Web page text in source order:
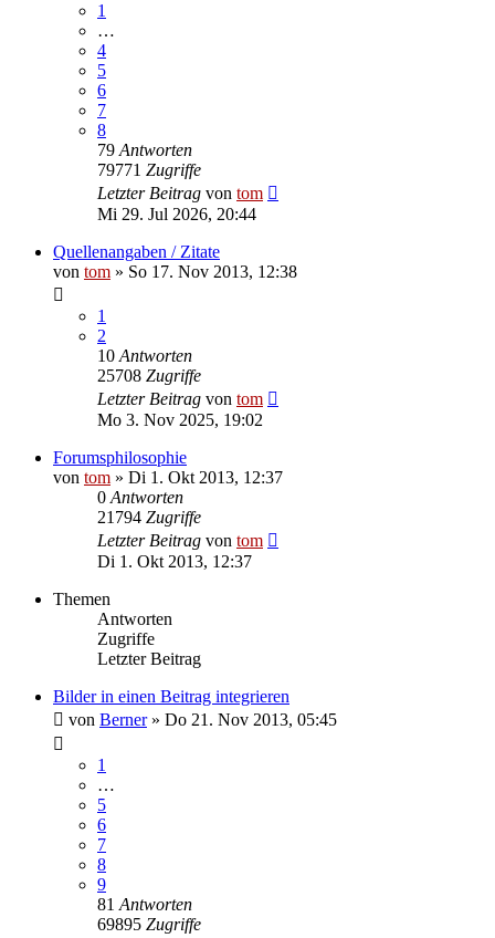
1
…
4
5
6
7
8
79Antworten
79771 Zugriffe
Letzter Beitrag von tom
Mi 29. Jul 2026, 20:44
Quellenangaben / Zitate
von tom » So 17. Nov 2013, 12:38
1
2
10Antworten
25708 Zugriffe
Letzter Beitrag von tom
Mo 3. Nov 2025, 19:02
Forumsphilosophie
von tom » Di 1. Okt 2013, 12:37
0Antworten
21794 Zugriffe
Letzter Beitrag von tom
Di 1. Okt 2013, 12:37
Themen
Antworten
Zugriffe
Letzter Beitrag
Bilder in einen Beitrag integrieren
von Berner» Do 21. Nov 2013, 05:45
1
…
5
6
7
8
9
81Antworten
69895 Zugriffe